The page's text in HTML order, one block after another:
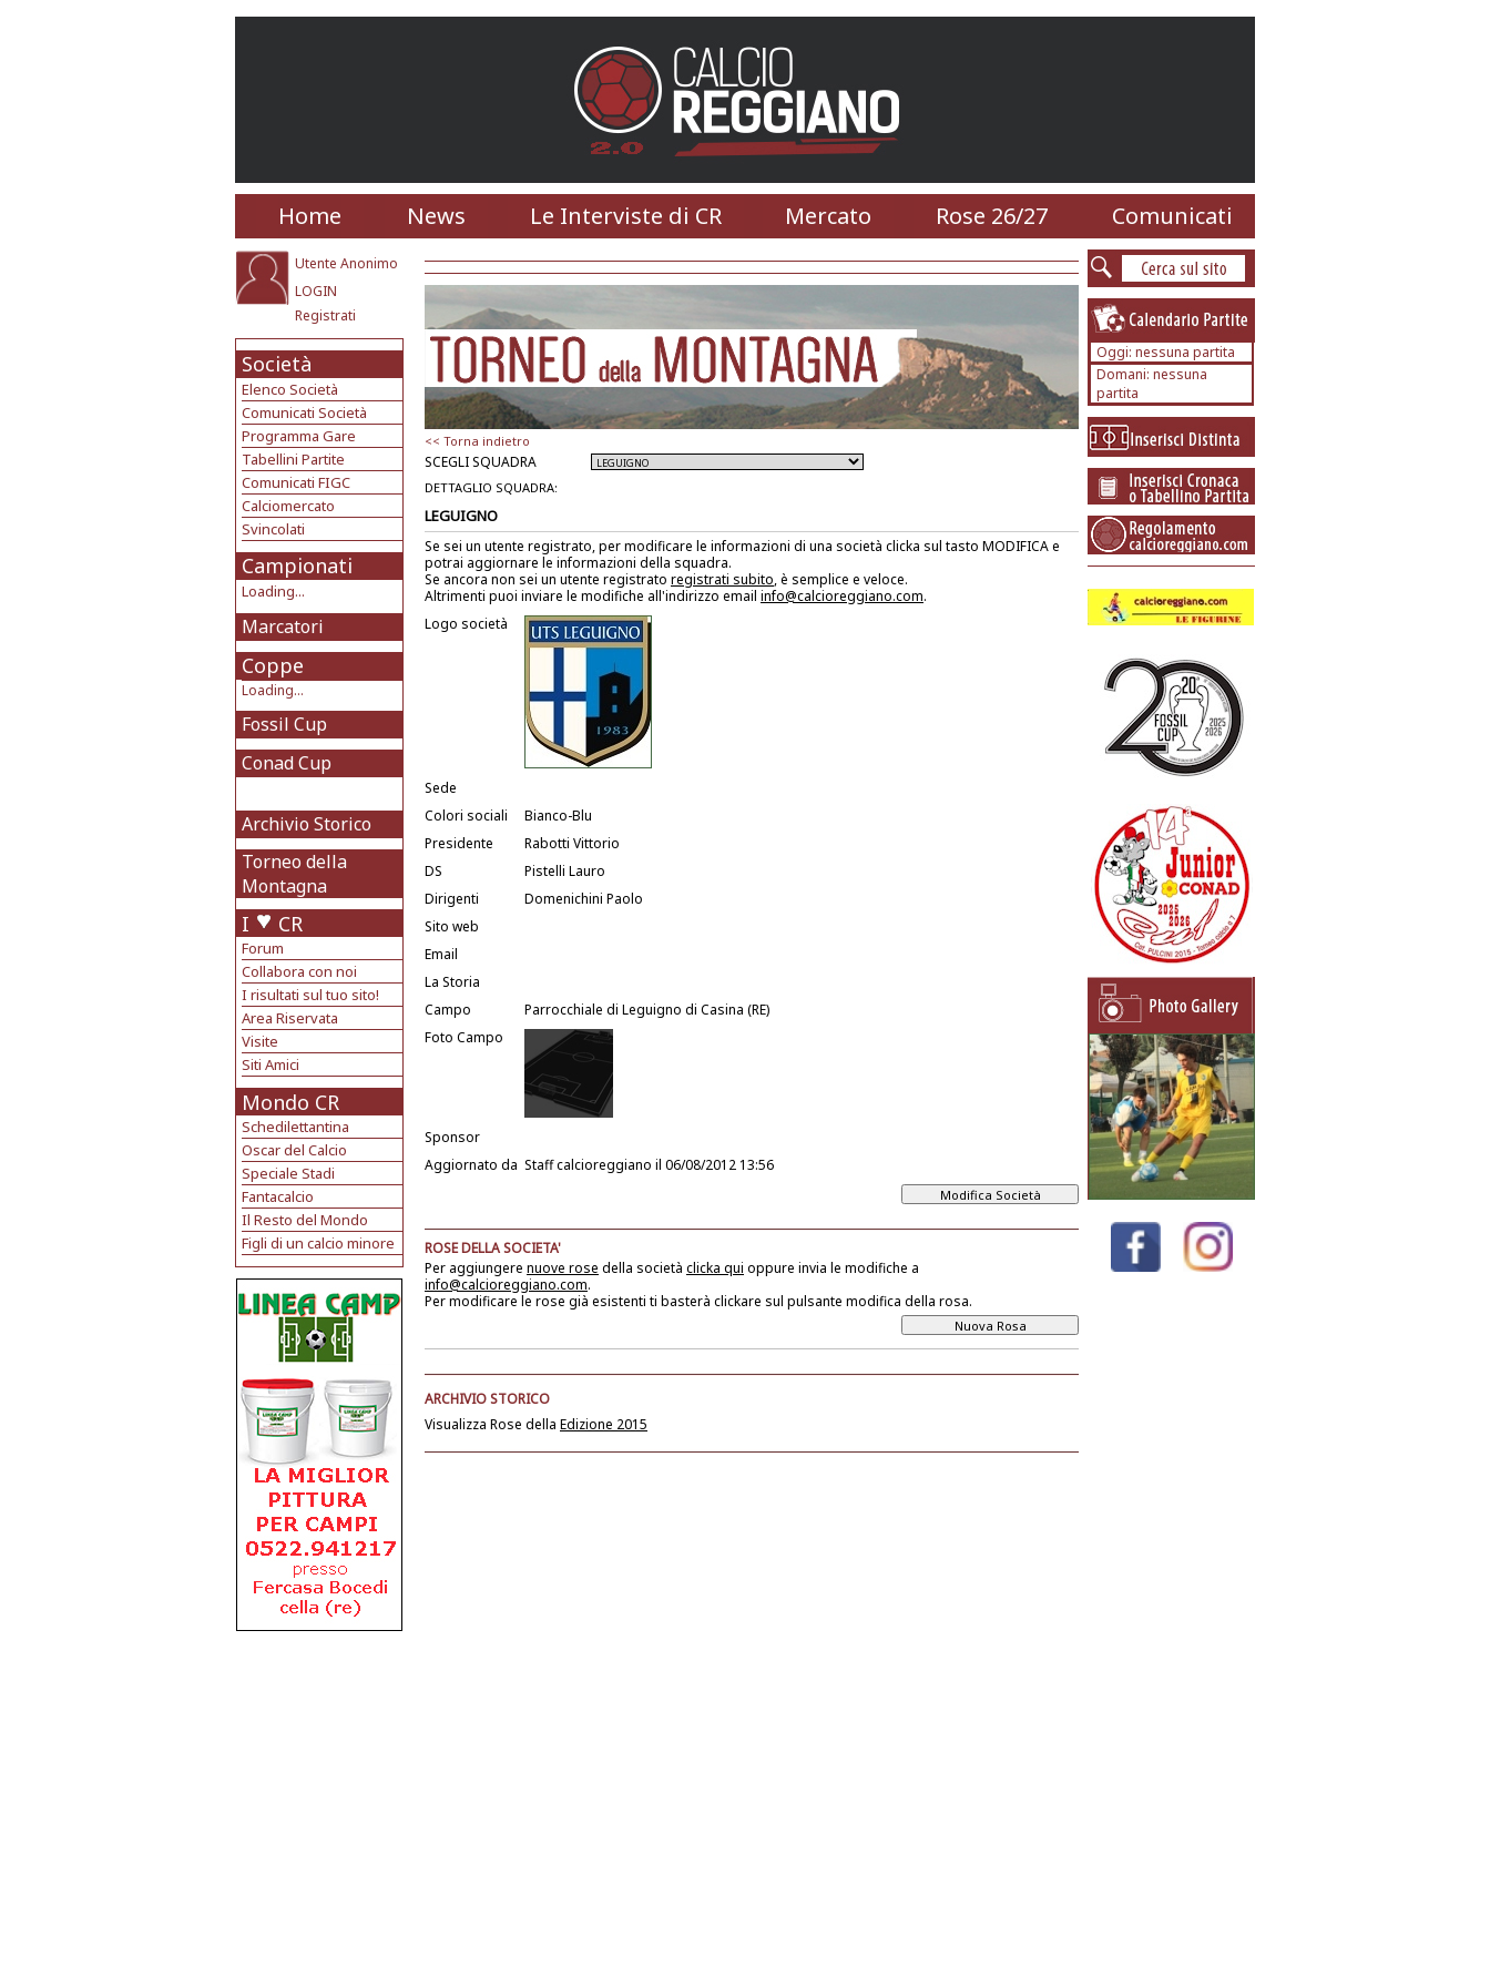
Home News Le Interviste di CR Mercato Rose 26/27 Comunicati
Utente Anonimo
LOGIN
Registrati
Società
Elenco Società
Comunicati Società
Programma Gare
Tabellini Partite
Comunicati FIGC
Calciomercato
Svincolati
Campionati
Loading...
Marcatori
Coppe
Loading...
Fossil Cup
Conad Cup
Archivio Storico
Torneo della
Montagna
I CR
Forum
Collabora con noi
I risultati sul tuo sito!
Area Riservata
Visite
Siti Amici
Mondo CR
Schedilettantina
Oscar del Calcio
Speciale Stadi
Fantacalcio
Il Resto del Mondo
Figli di un calcio minore
<< Torna indietro
SCEGLI SQUADRA
DETTAGLIO SQUADRA:
LEGUIGNO
Se sei un utente registrato, per modificare le informazioni di una società clicka sul tasto MODIFICA e
potrai aggiornare le informazioni della squadra.
Se ancora non sei un utente registrato registrati subito, è semplice e veloce.
Altrimenti puoi inviare le modifiche all'indirizzo email info@calcioreggiano.com.
Logo società
Sede
Colori sociali
Bianco-Blu
Presidente
Rabotti Vittorio
DS
Pistelli Lauro
Dirigenti
Domenichini Paolo
Sito web
Email
La Storia
Campo
Parrocchiale di Leguigno di Casina (RE)
Foto Campo
Sponsor
Aggiornato da Staff calcioreggiano il 06/08/2012 13:56
ROSE DELLA SOCIETA'
Per aggiungere nuove rose della società clicka qui oppure invia le modifiche a
info@calcioreggiano.com.
Per modificare le rose già esistenti ti basterà clickare sul pulsante modifica della rosa.
ARCHIVIO STORICO
Visualizza Rose della Edizione 2015
Oggi: nessuna partita
Domani: nessuna
partita